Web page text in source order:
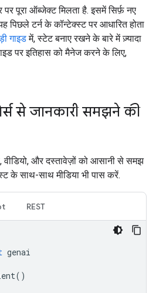
पूरा ऑब्जेक्ट मिलता है. इसमें सिर्फ़ नए
पिछले टर्न के कॉन्टेक्स्ट पर आधारित होता
गाइडमें, स्टेट बनाए रखने के बारे में ज़्यादा
पर इतिहास को मैनेज करने के लिए,
से जानकारी समझने की
और दस्तावेज़ों को आसानी से समझ
के साथ-साथ मीडिया भी पास करें.
REST
genai
()